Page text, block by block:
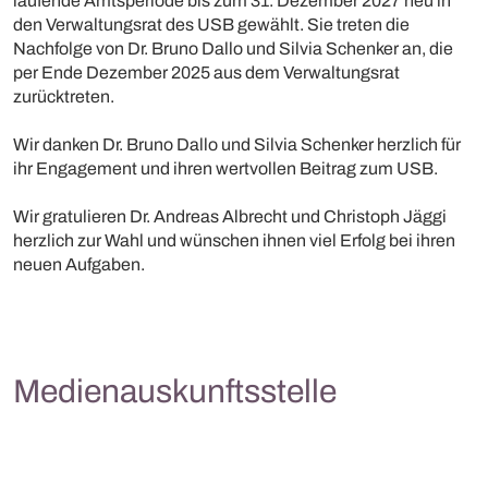
den Verwaltungsrat des USB gewählt. Sie treten die
Nachfolge von Dr. Bruno Dallo und Silvia Schenker an, die
per Ende Dezember 2025 aus dem Verwaltungsrat
zurücktreten.
Wir danken Dr. Bruno Dallo und Silvia Schenker herzlich für
ihr Engagement und ihren wertvollen Beitrag zum USB.
Wir gratulieren Dr. Andreas Albrecht und Christoph Jäggi
herzlich zur Wahl und wünschen ihnen viel Erfolg bei ihren
neuen Aufgaben.
Medienauskunftsstelle